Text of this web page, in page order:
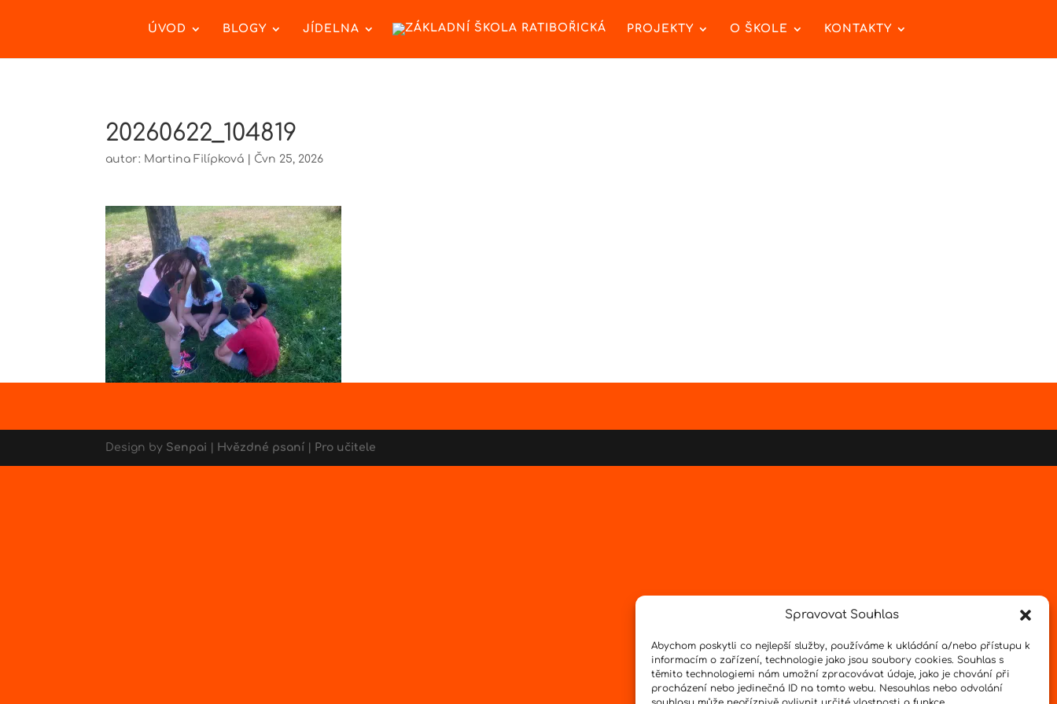
Spravovat Souhlas
Abychom poskytli co nejlepší služby, používáme k ukládání a/nebo přístupu k
informacím o zařízení, technologie jako jsou soubory cookies. Souhlas s
těmito technologiemi nám umožní zpracovávat údaje, jako je chování při
procházení nebo jedinečná ID na tomto webu. Nesouhlas nebo odvolání
ÚVOD BLOGY JÍDELNA PROJEKTY O ŠKOLE KONTAKTY
20260622_104819
autor: Martina Filípková Čvn 25, 2026
Design by Senpai Hvězdné psaní Pro učitele